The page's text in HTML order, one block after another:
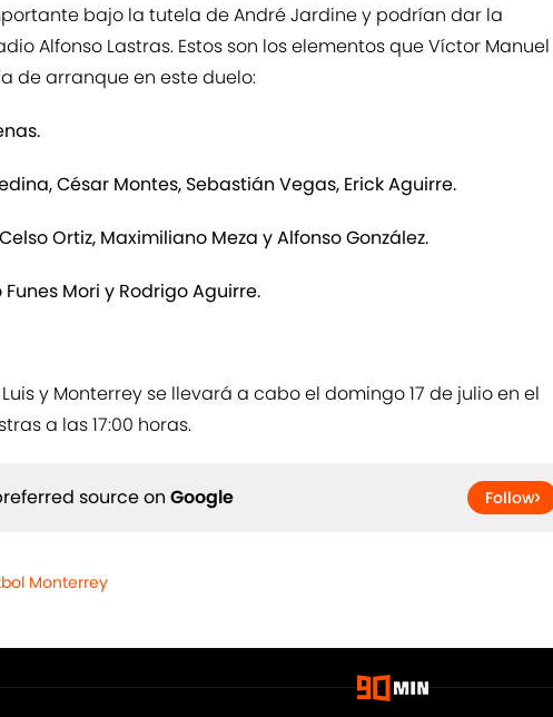
bajo la tutela de André Jardine y podrían dar la
Alfonso Lastras. Estos son los elementos que Víctor Manuel
de arranque en este duelo:
César Montes, Sebastián Vegas, Erick Aguirre.
Ortiz, Maximiliano Meza y Alfonso González.
Mori y Rodrigo Aguirre.
y Monterrey se llevará a cabo el domingo 17 de julio en el
a las 17:00 horas.
source on Google Follow
Monterrey